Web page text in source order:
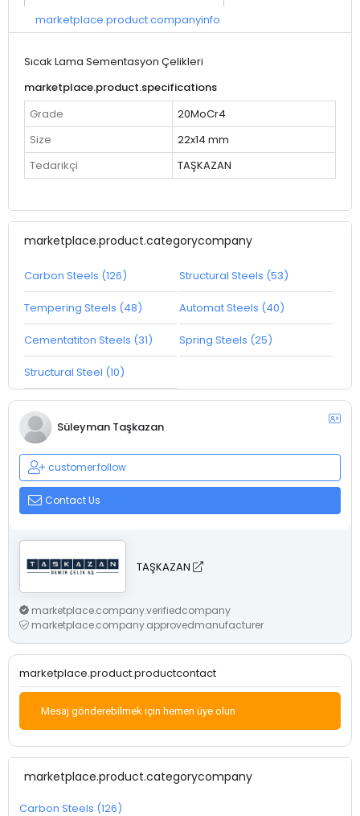
marketplace.product.companyinfo
Sıcak Lama Sementasyon Çelikleri
marketplace.product.specifications
Grade
20MoCr4
Size
22x14 mm
Tedarikçi
TAŞKAZAN
marketplace.product.categorycompany
Carbon Steels (126) Structural Steels (53)
Tempering Steels (48) Automat Steels (40)
Cementatiton Steels (31) Spring Steels (25)
Structural Steel (10)
Süleyman Taşkazan
customer.follow
Contact Us
TAŞKAZAN
marketplace.company.verifiedcompany
marketplace.company.approvedmanufacturer
marketplace.product.productcontact
Mesaj gönderebilmek için hemen üye olun
marketplace.product.categorycompany
Carbon Steels (126)